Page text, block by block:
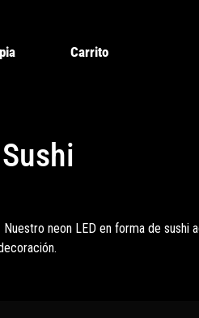
Carrito
neon LED en forma de sushi